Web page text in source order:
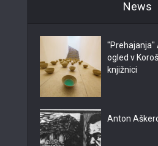
News
"Prehajanja"
ogled v
knjižnici
Anton